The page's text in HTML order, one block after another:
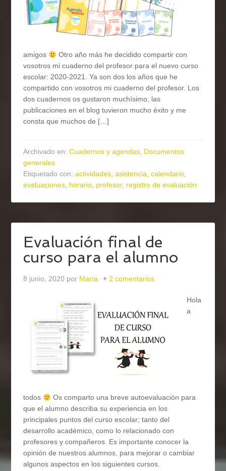
amigos
Otro año más he decidido compartir con
vosotros mi cuaderno del profesor para el nuevo curso
escolar: 2020-2021. Ya son dos los años que he
compartido con vosotros mi cuaderno del profesor. Los
dos cuadernos os gustaron muchísimo, las
publicaciones en el blog tuvieron mucho éxito y me
consta que muchos de […]
Archivado en:Cuadernos y agendas, Documentos
generales
Etiquetado con:actividades,asistencia,calendario,
evaluaciones, horario, profesor, registro de evaluación
Evaluación final de
curso para el alumno
8 junio, 2020 por María 2 comentarios
Hola
a
todos
Os comparto una breve autoevaluación para
que el alumno describa su experiencia en los
principales puntos del curso escolar; tanto del
desarrollo académico, como lo relacionado con
profesores y compañeros. Es importante conocer la
opinión de nuestros alumnos, para mejorar o cambiar
algunos aspectos en los siguientes cursos.